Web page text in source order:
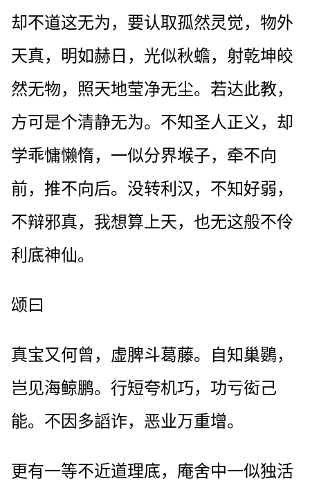
却不道这无为，要认取孤然灵觉，物外
天真，明如赫日，光似秋蟾，射乾坤皎
然无物，照天地莹净无尘。若达此教，
方可是个清静无为。不知圣人正义，却
学乖慵懒惰，一似分界堠子，牵不向
前，推不向后。没转利汉，不知好弱，
不辩邪真，我想算上天，也无这般不伶
利底神仙。
颂曰
真宝又何曾，虚脾斗葛藤。自知巢鷃，
岂见海鲸鹏。行短夸机巧，功亏衒己
能。不因多謟诈，恶业万重增。
更有一等不近道理底，庵舍中一似独活